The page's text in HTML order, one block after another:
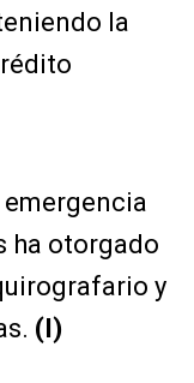
la
emergencia
ha otorgado
y
(I)